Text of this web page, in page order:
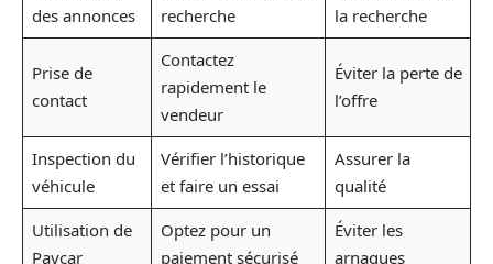
des annonces
recherche
la recherche
Prise de
contact
Contactez
rapidement le
vendeur
Éviter la perte de
l’offre
Inspection du
véhicule
Vérifier l’historique
et faire un essai
Assurer la
qualité
Utilisation de
Paycar
Optez pour un
paiement sécurisé
Éviter les
arnaques